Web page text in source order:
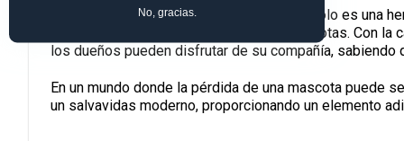
En resumen, el collar GPS para perros no solo es una
seguridad y el bienestar de nuestras mascotas. Con
los dueños pueden disfrutar de su compañía,
En un mundo donde la pérdida de una mascota puede
un salvavidas moderno, proporcionando un elemento
No, gracias.